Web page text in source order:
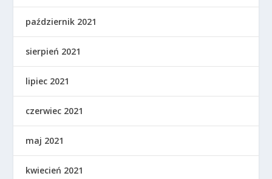
październik 2021
sierpień 2021
lipiec 2021
czerwiec 2021
maj 2021
kwiecień 2021